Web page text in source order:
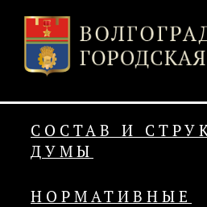
СОСТАВ И
ДУМЫ
НОРМАТИВНЫЕ